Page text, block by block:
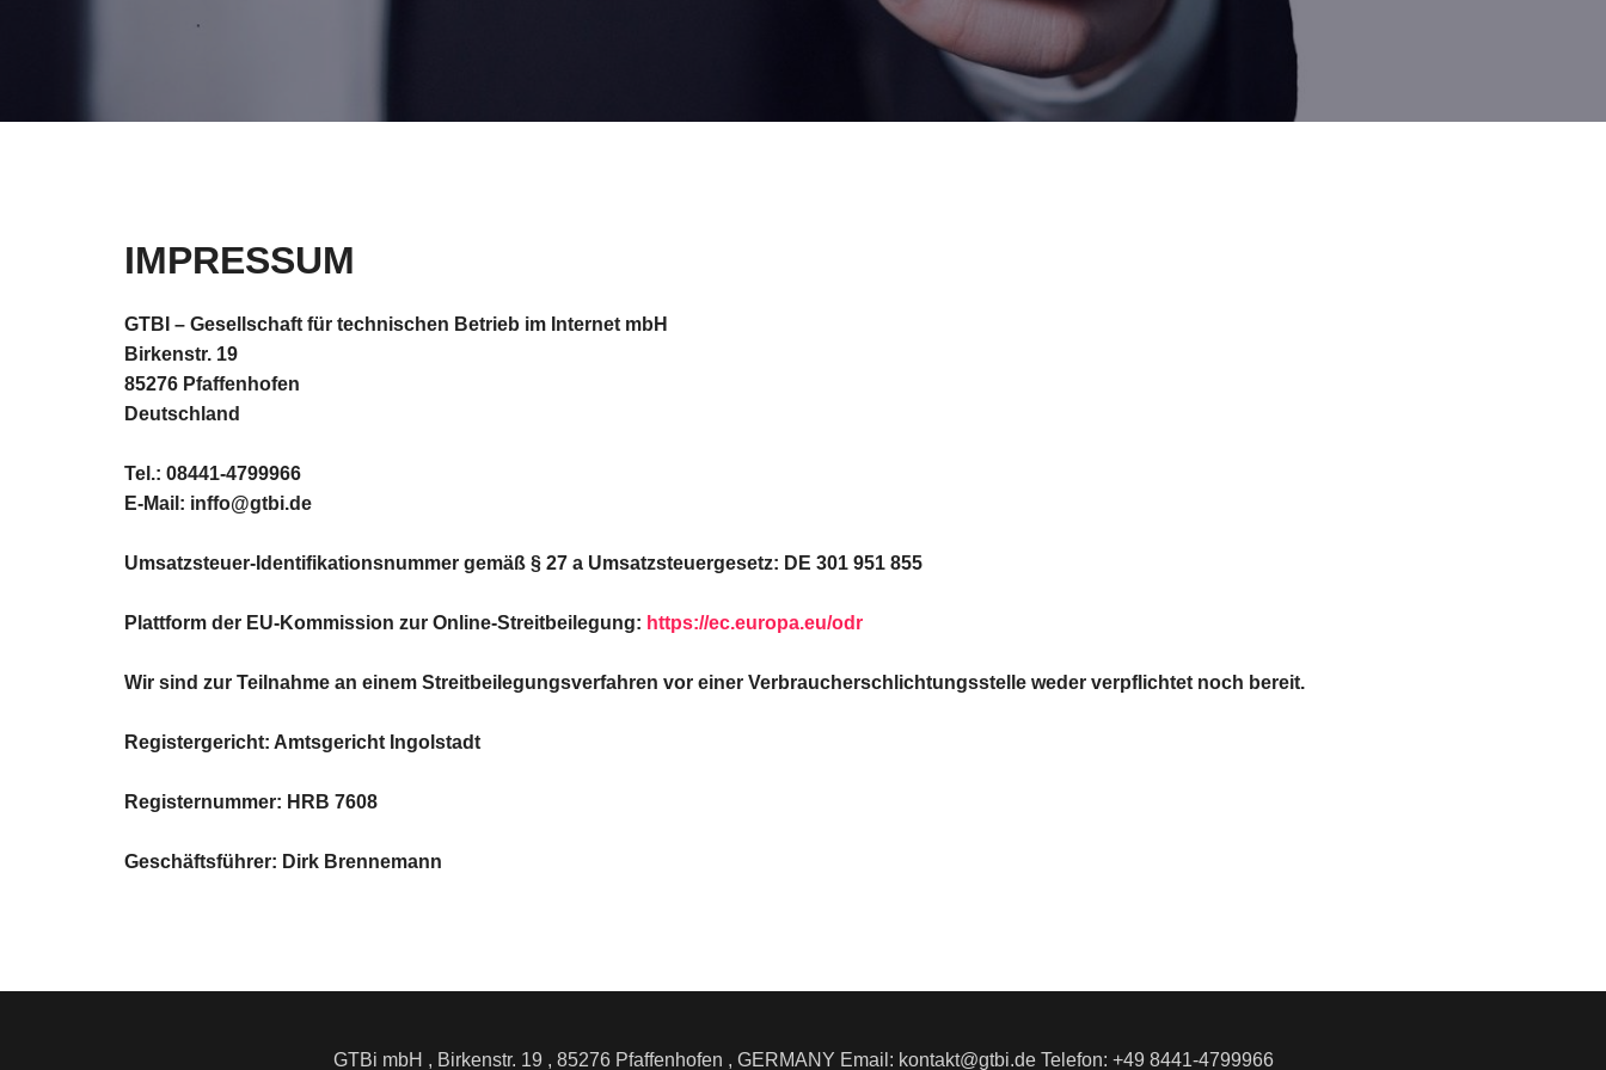
IMPRESSUM
GTBI – Gesellschaft für technischen Betrieb im Internet mbH
Birkenstr. 19
85276 Pfaffenhofen
Deutschland
Tel.: 08441-4799966
E-Mail: inffo@gtbi.de
Umsatzsteuer-Identifikationsnummer gemäß § 27 a Umsatzsteuergesetz: DE 301 951 855
Plattform der EU-Kommission zur Online-Streitbeilegung: https://ec.europa.eu/odr
Wir sind zur Teilnahme an einem Streitbeilegungsverfahren vor einer Verbraucherschlichtungsstelle weder verpflichtet noch bereit.
Registergericht: Amtsgericht Ingolstadt
Registernummer: HRB 7608
Geschäftsführer: Dirk Brennemann
GTBi mbH , Birkenstr. 19 , 85276 Pfaffenhofen , GERMANY Email: kontakt@gtbi.de Telefon: +49 8441-4799966